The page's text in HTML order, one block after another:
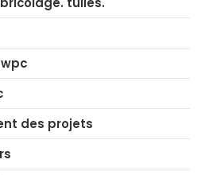
des projets